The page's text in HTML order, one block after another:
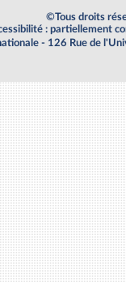
©Tous droits
: partiellement
- 126 Rue de